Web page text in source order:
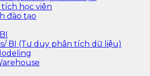
học viên
đào tạo
BI (Tư duy phân tích dữ liệu)